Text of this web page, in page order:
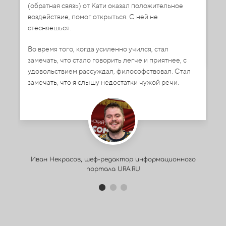
(обратная связь) от Кати оказал положительное
воздействие, помог открыться. С ней не
стесняешься.
Во время того, когда усиленно учился, стал
замечать, что стало говорить легче и приятнее, с
удовольствием рассуждал, философствовал. Стал
замечать, что я слышу недостатки чужой речи.
Иван Некрасов, шеф-редактор информационного
портала URA.RU